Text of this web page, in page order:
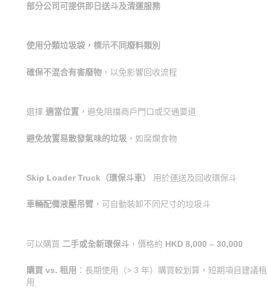
部分公司可提供即日送斗及清運服務
使用分類垃圾袋，標示不同廢料類別
確保不混合有害廢物，以免影響回收流程
選擇 適當位置，避免阻擋商戶門口或交通要道
避免放置易散發氣味的垃圾 ，如腐爛食物
Skip Loader Truck（環保斗車） 用於運送及回收環保斗
車輛配備液壓吊臂，可自動裝卸不同尺寸的垃圾斗
可以購買 二手或全新環保斗，價格約 HKD 8,000 – 30,000
購買 vs. 租用 ：長期使用（> 3 年）購買較划算，短期項目建議租
用